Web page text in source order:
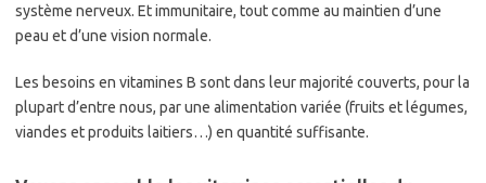
système nerveux. Et immunitaire, tout comme au maintien d’une
peau et d’une vision normale.
Les besoins en vitamines B sont dans leur majorité couverts, pour la
plupart d’entre nous, par une alimentation variée (fruits et légumes,
viandes et produits laitiers…) en quantité suffisante.